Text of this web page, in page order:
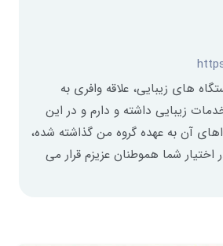
های زیبایی، علاقه وافری به
زیبایی داشته و دارم و در این
آن به عهده گروه من گذاشته شده،
اختیار شما هموطنان عزیزم قرار می